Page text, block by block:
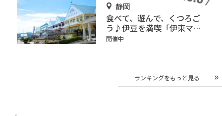
静岡
食べて、遊んで、くつろご
う♪伊豆を満喫「伊東マリ
ンタウン」
開催中
ランキングをもっと見る